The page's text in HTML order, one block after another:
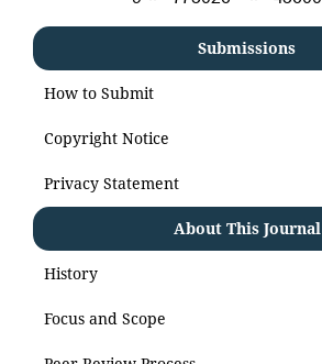
Submissions
How to Submit
Copyright Notice
Privacy Statement
About This Journal
History
Focus and Scope